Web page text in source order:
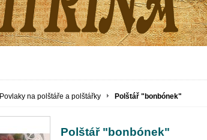
Povlaky na polštáře a polštářky Polštář "bonbónek"
Polštář "bonbónek"